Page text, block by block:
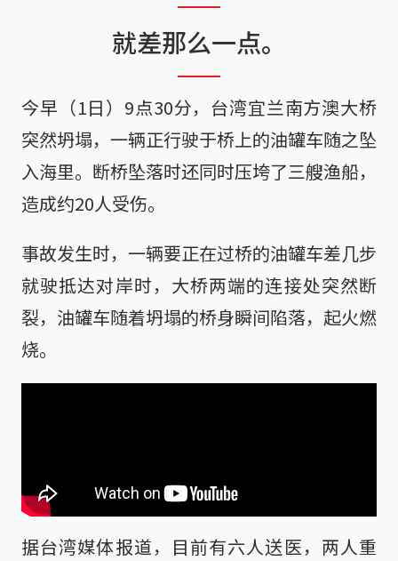
就差那么一点。
今早（1日）9点30分，台湾宜兰南方澳大桥
突然坍塌，一辆正行驶于桥上的油罐车随之坠
入海里。断桥坠落时还同时压垮了三艘渔船，
造成约20人受伤。
事故发生时，一辆要正在过桥的油罐车差几步
就驶抵达对岸时，大桥两端的连接处突然断
裂，油罐车随着坍塌的桥身瞬间陷落，起火燃
烧。
据台湾媒体报道，目前有六人送医，两人重